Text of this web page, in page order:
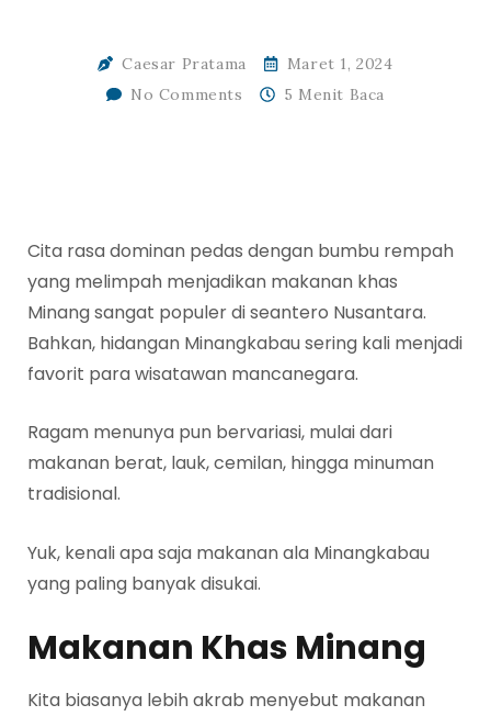
Caesar Pratama
Maret 1, 2024
No Comments
5 Menit Baca
Cita rasa dominan pedas dengan bumbu rempah
yang melimpah menjadikan makanan khas
Minang sangat populer di seantero Nusantara.
Bahkan, hidangan Minangkabau sering kali menjadi
favorit para wisatawan mancanegara.
Ragam menunya pun bervariasi, mulai dari
makanan berat, lauk, cemilan, hingga minuman
tradisional.
Yuk, kenali apa saja makanan ala Minangkabau
yang paling banyak disukai.
Makanan Khas Minang
Kita biasanya lebih akrab menyebut makanan